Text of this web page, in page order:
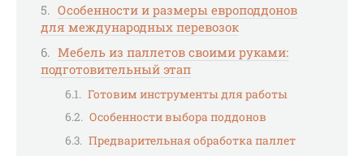
Особенности и размеры европоддонов
для международных перевозок
Мебель из паллетов своими руками:
подготовительный этап
Готовим инструменты для работы
Особенности выбора поддонов
Предварительная обработка паллет